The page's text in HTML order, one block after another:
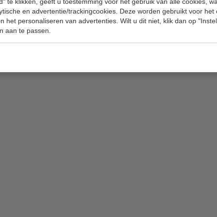
en advertentie/trackingcookies. Deze worden gebruikt voor het
het personaliseren van advertenties. Wilt u dit niet, klik dan op
aan te passen.
Model